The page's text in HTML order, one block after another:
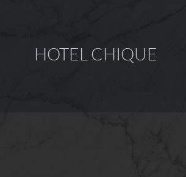
HOTEL CHIQUE